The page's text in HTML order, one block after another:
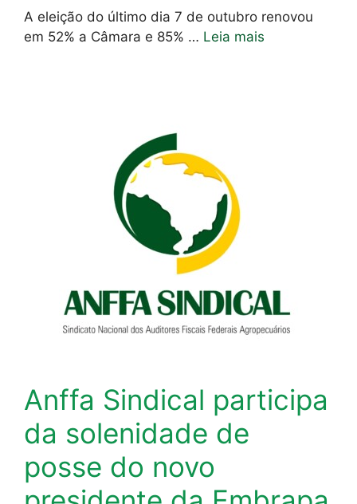
A eleição do último dia 7 de outubro renovou
em 52% a Câmara e 85% … Leia mais
Anffa Sindical participa
da solenidade de
posse do novo